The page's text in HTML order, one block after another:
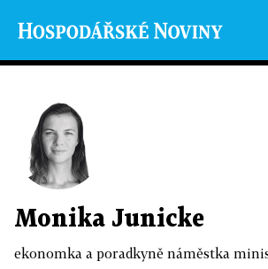
Monika Junicke
ekonomka a poradkyně náměstka